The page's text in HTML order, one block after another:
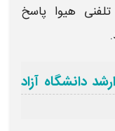
هیوا پاسخ
دانشگاه آزاد